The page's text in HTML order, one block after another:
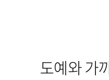
도예와 가